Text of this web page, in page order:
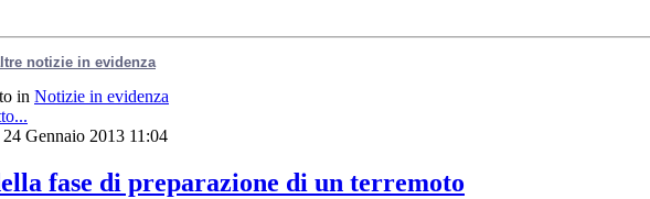
notizie in evidenza
in Notizie in evidenza
Gennaio 2013 11:04
fase di preparazione di un terremoto